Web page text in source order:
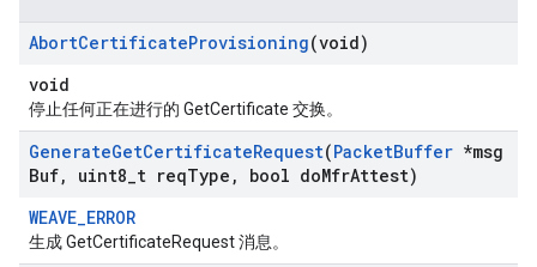
AbortCertificateProvisioning(void)
void
停止任何正在进行的 GetCertificate 交换。
GenerateGetCertificateRequest(PacketBuffer *msg
Buf, uint8 t reqType , bool doMfrAttest)
WEAVE_ERROR
生成 GetCertificateRequest 消息。